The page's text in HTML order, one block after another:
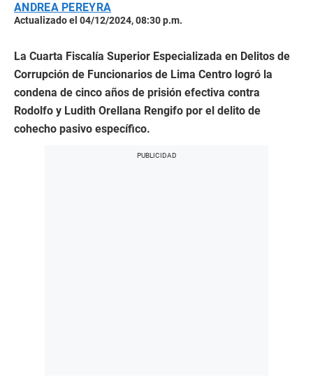
ANDREA PEREYRA
Actualizado el 04/12/2024, 08:30 p.m.
La Cuarta Fiscalía Superior Especializada en Delitos de
Corrupción de Funcionarios de Lima Centro logró la
condena de cinco años de prisión efectiva contra
Rodolfo y Ludith Orellana Rengifo por el delito de
cohecho pasivo específico.